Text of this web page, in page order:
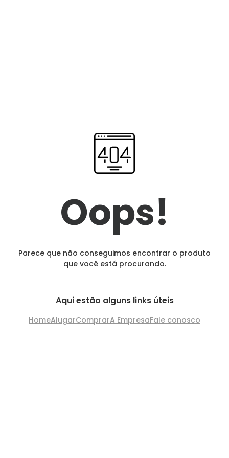
Oops!
Parece que não conseguimos encontrar o produto
que você está procurando.
Aqui estão alguns links úteis
HomeAlugarComprarA EmpresaFale conosco